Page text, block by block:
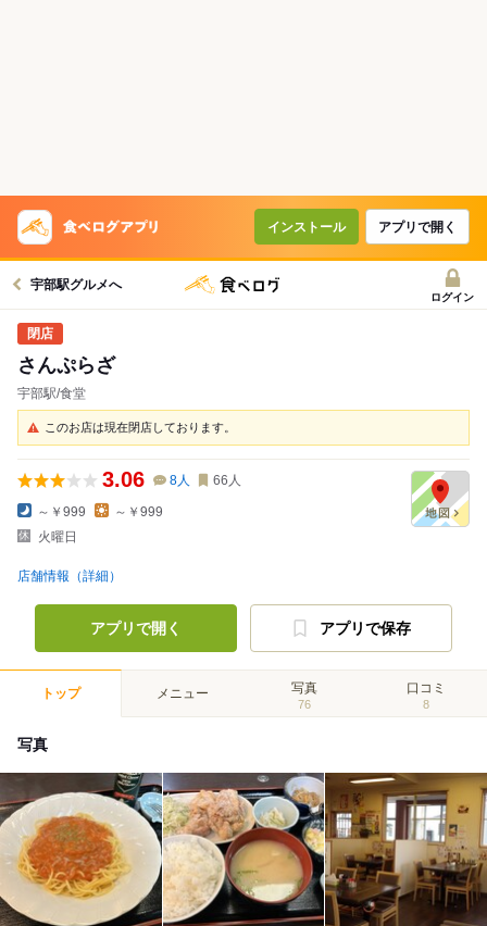
インストール アプリで開く
宇部駅グルメへ
ログイン
さんぷらざ
宇部駅/食堂
このお店は現在閉店しております。
3.06 8人 66 人
～￥999
～￥999
火曜日
店舗情報（詳細）
アプリで開く アプリで保存
トップ メニュー 写真
76
口コミ
8
写真